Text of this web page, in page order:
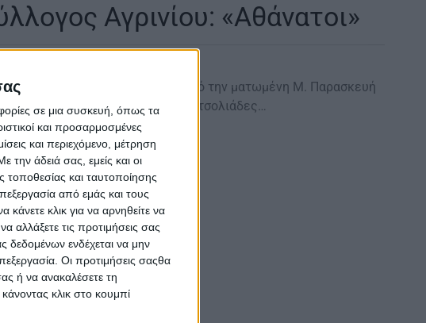
σε μια συσκευή, όπως τα
και προσαρμοσμένες
και περιεχόμενο, μέτρηση
την άδειά σας, εμείς και οι
τοποθεσίας και ταυτοποίησης
από εμάς και τους
κλικ για να αρνηθείτε να
αλλάξετε τις προτιμήσεις σας
ενδέχεται να μην
Οι προτιμήσεις σαςθα
ή να ανακαλέσετε τη
κλικ στο κουμπί
Αγρινίου: «Αθάνατοι»
«79 χρόνια έχουν περάσει από την ματωμένη Μ. Παρασκευή
Παρασκευή ξημέρωμα. Γερμανοτσολιάδες…